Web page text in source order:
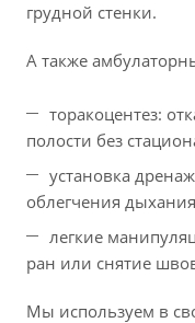
грудной стенки.
А также
торакоцентез:
полости без
установка
облегчения
легкие
ран или снятие
Мы используем в